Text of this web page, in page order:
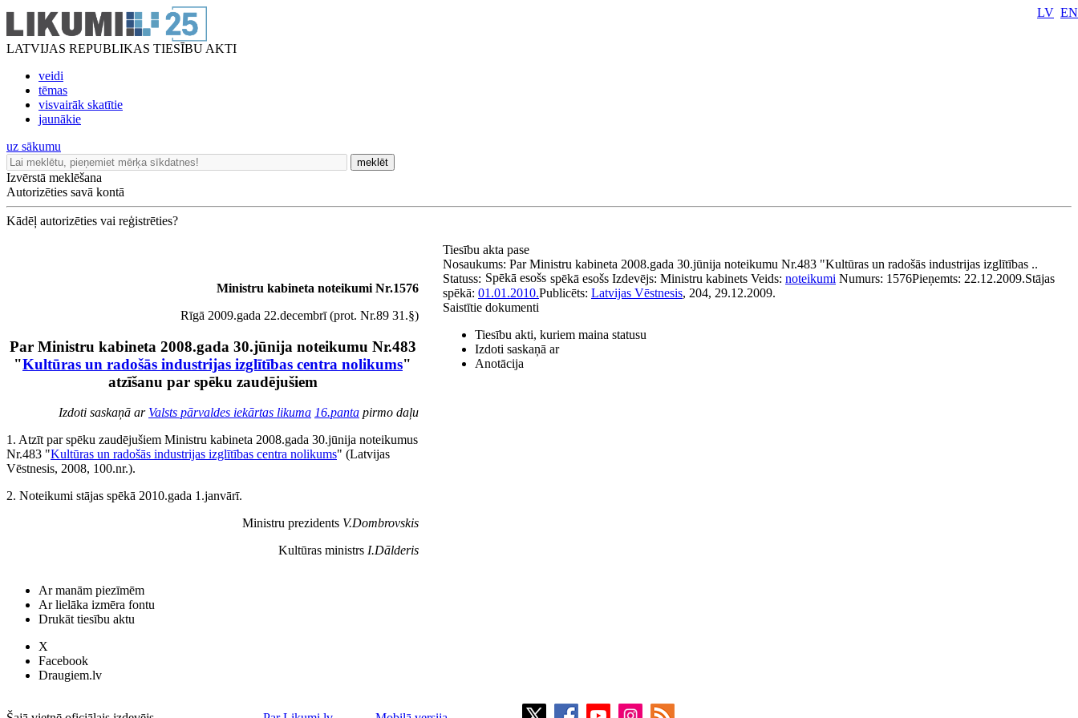
LATVIJAS REPUBLIKAS TIESĪBU AKTI
veidi
tēmas
visvairāk skatītie
jaunākie
LV EN
uz sākumu
meklēt
Izvērstā meklēšana
Autorizēties savā kontā
Kādēļ autorizēties vai reģistrēties?
Ministru kabineta noteikumi Nr.1576
Rīgā 2009.gada 22.decembrī (prot. Nr.89 31.§)
Par Ministru kabineta 2008.gada 30.jūnija noteikumu Nr.483
"Kultūras un radošās industrijas izglītības centra nolikums"
atzīšanu par spēku zaudējušiem
Izdoti saskaņā ar Valsts pārvaldes iekārtas likuma 16.panta pirmo daļu
1. Atzīt par spēku zaudējušiem Ministru kabineta 2008.gada 30.jūnija noteikumus
Nr.483 "Kultūras un radošās industrijas izglītības centra nolikums" (Latvijas
Vēstnesis, 2008, 100.nr.).
2. Noteikumi stājas spēkā 2010.gada 1.janvārī.
Ministru prezidents V.Dombrovskis
Kultūras ministrs I.Dālderis
Tiesību akta pase
Nosaukums: Par Ministru kabineta 2008.gada 30.jūnija noteikumu Nr.483 "Kultūras un radošās industrijas izglītības ..
Statuss: Spēkā esošs spēkā esošs Izdevējs: Ministru kabinets Veids: noteikumi Numurs: 1576Pieņemts: 22.12.2009.Stājas
spēkā: 01.01.2010.Publicēts: Latvijas Vēstnesis, 204, 29.12.2009.
Saistītie dokumenti
Tiesību akti, kuriem maina statusu
Izdoti saskaņā ar
Anotācija
Ar manām piezīmēm
Ar lielāka izmēra fontu
Drukāt tiesību aktu
X
Facebook
Draugiem.lv